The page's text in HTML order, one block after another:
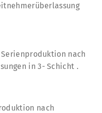
nach
in 3- Schicht .
nach